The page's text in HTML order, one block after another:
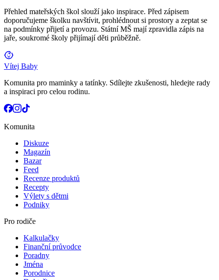
Přehled mateřských škol slouží jako inspirace. Před zápisem
doporučujeme školku navštívit, prohlédnout si prostory a zeptat se
na podmínky přijetí a provozu. Státní MŠ mají zpravidla zápis na
jaře, soukromé školy přijímají děti průběžně.
Vítej Baby
Komunita pro maminky a tatínky. Sdílejte zkušenosti, hledejte rady
a inspiraci pro celou rodinu.
Komunita
Diskuze
Magazín
Bazar
Feed
Recenze produktů
Recepty
Výlety s dětmi
Podniky
Pro rodiče
Kalkulačky
Finanční průvodce
Poradny
Jména
Porodnice